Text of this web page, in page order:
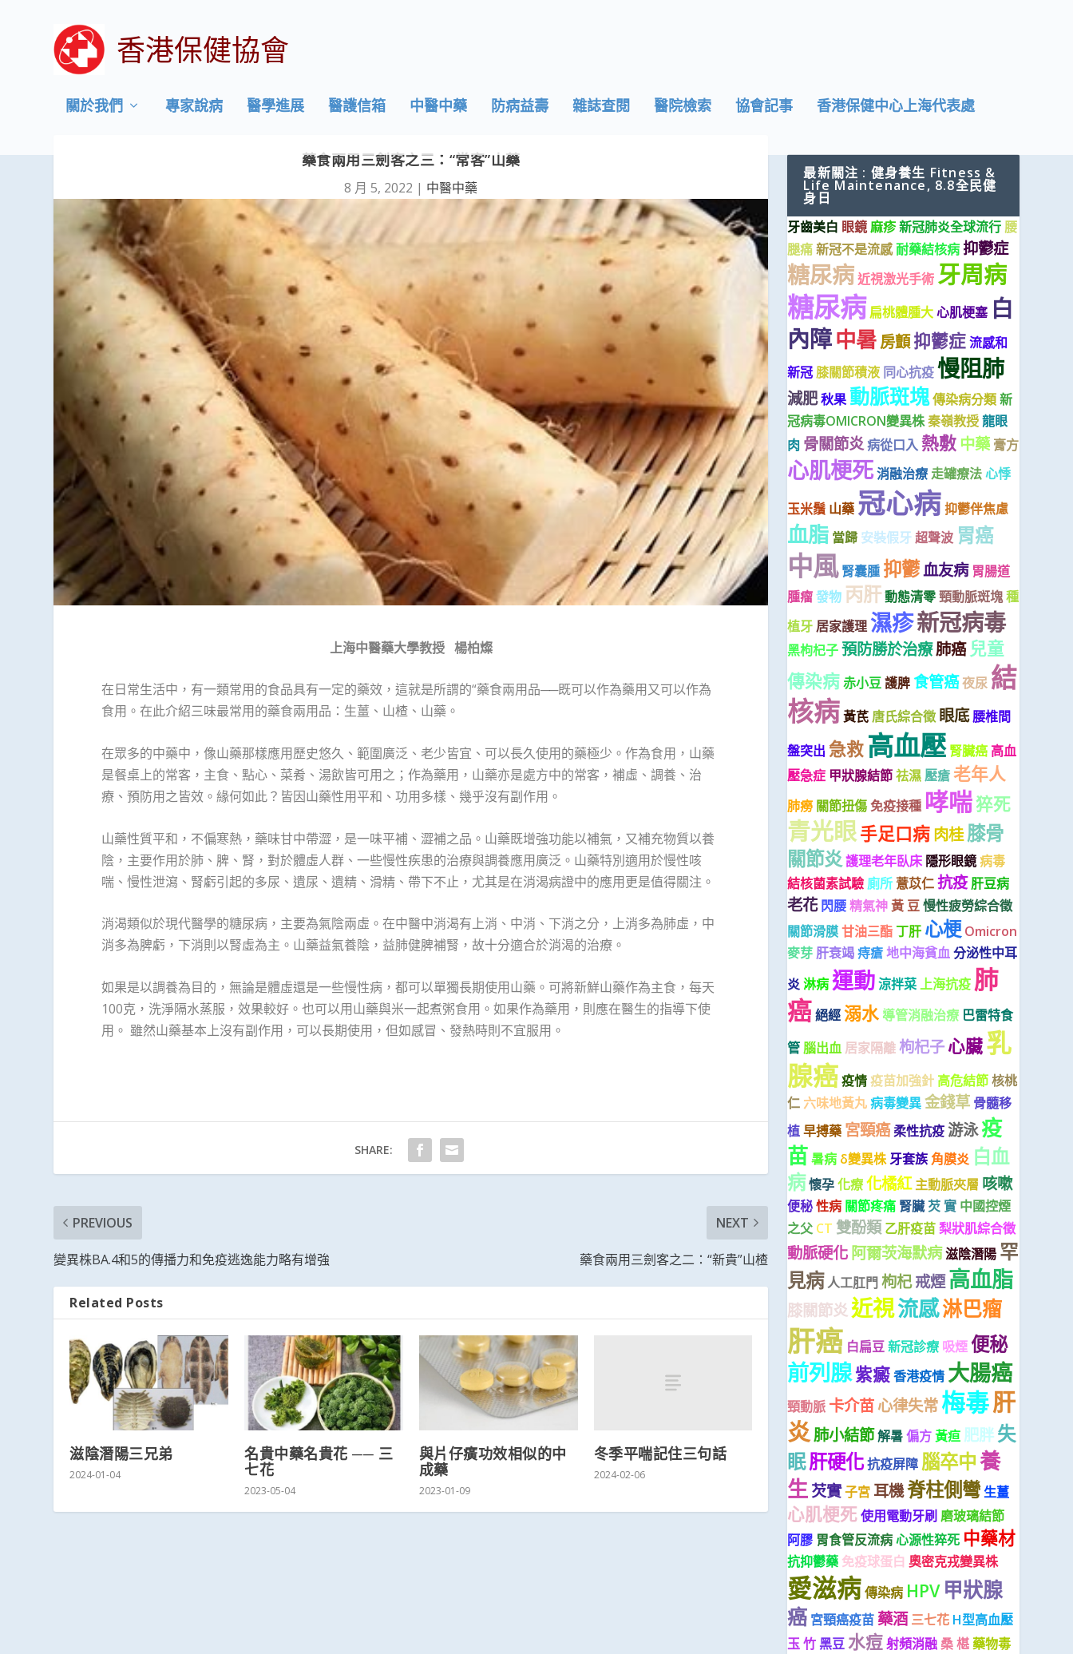
香港保健協會
關於我們 專家說病 醫學進展 醫護信箱 中醫中藥 防病益壽 雜誌查閱 醫院檢索 協會記事 香港保健中心上海代表處
藥食兩用三劍客之三：“常客”山藥
8 月 5, 2022 | 中醫中藥
上海中醫藥大學教授 楊柏燦
在日常生活中，有一類常用的食品具有一定的藥效，這就是所謂的“藥食兩用品──既可以作為藥用又可以作為
食用。在此介紹三味最常用的藥食兩用品：生薑、山楂、山藥。
在眾多的中藥中，像山藥那樣應用歷史悠久、範圍廣泛、老少皆宜、可以長久使用的藥極少。作為食用，山藥
是餐桌上的常客，主食、點心、菜肴、湯飲皆可用之；作為藥用，山藥亦是處方中的常客，補虛、調養、治
療、預防用之皆效。緣何如此？皆因山藥性用平和、功用多樣、幾乎沒有副作用。
山藥性質平和，不偏寒熱，藥味甘中帶澀，是一味平補、澀補之品。山藥既增強功能以補氣，又補充物質以養
陰，主要作用於肺、脾、腎，對於體虛人群、一些慢性疾患的治療與調養應用廣泛。山藥特別適用於慢性咳
喘、慢性泄瀉、腎虧引起的多尿、遺尿、遺精、滑精、帶下不止，尤其是在消渴病證中的應用更是值得關注。
消渴類似於現代醫學的糖尿病，主要為氣陰兩虛。在中醫中消渴有上消、中消、下消之分，上消多為肺虛，中
消多為脾虧，下消則以腎虛為主。山藥益氣養陰，益肺健脾補腎，故十分適合於消渴的治療。
如果是以調養為目的，無論是體虛還是一些慢性病，都可以單獨長期使用山藥。可將新鮮山藥作為主食，每天
100克，洗淨隔水蒸服，效果較好。也可以用山藥與米一起煮粥食用。如果作為藥用，則應在醫生的指導下使
用。 雖然山藥基本上沒有副作用，可以長期使用，但如感冒、發熱時則不宜服用。
SHARE:
PREVIOUS
變異株BA.4和5的傳播力和免疫逃逸能力略有增強
NEXT
藥食兩用三劍客之二：“新貴”山楂
Related Posts
滋陰潛陽三兄弟
2024-01-04
名貴中藥名貴花 ── 三
七花
2023-05-04
與片仔癀功效相似的中
成藥
2023-01-09
冬季平喘記住三句話
2024-02-06
最新關注 : 健身養生 Fitness &
Life Maintenance, 8.8全民健
身日
牙齒美白 眼鏡麻疹新冠肺炎全球流行 腰
腿痛新冠不是流感耐藥結核病抑鬱症
糖尿病近視激光手術 牙周病
糖尿病 扁桃體腫大心肌梗塞 白
內障中暑房顫抑鬱症流感和
新冠膝關節積液 同心抗疫慢阻肺
減肥秋果 動脈斑塊傳染病分類新
冠病毒OMICRON變異株秦嶺教授龍眼
肉 骨關節炎病從口入熱敷中藥 膏方
心肌梗死消融治療 走罐療法心悸
玉米鬚 山藥 冠心病抑鬱伴焦慮
血脂 當歸 安裝假牙超聲波 胃癌
中風 腎囊腫 抑鬱血友病 胃腸道
腫瘤發物 丙肝動態清零頸動脈斑塊種
植牙 居家護理 濕疹新冠病毒
黑枸杞子預防勝於治療肺癌 兒童
傳染病赤小豆護脾食管癌夜尿 結
核病黃芪 唐氏綜合徵 眼底腰椎間
盤突出 急救 高血壓 腎臟癌 高血
壓急症 甲狀腺結節祛濕壓瘡老年人
肺癆 關節扭傷免疫接種 哮喘猝死
青光眼手足口病肉桂膝骨
關節炎護理老年臥床 隱形眼鏡病毒
結核菌素試驗 廁所薏苡仁抗疫 肝豆病
老花 閃腰精氣神黃 豆慢性疲勞綜合徵
關節滑膜甘油三酯 丁肝 心梗 Omicron
麥芽 肝衰竭痔瘡地中海貧血分泌性中耳
炎淋病運動涼拌菜上海抗疫 肺
癌絕經溺水 導管消融治療 巴雷特食
管腦出血 居家隔離枸杞子心臟乳
腺癌疫情疫苗加強針 高危結節核桃
仁 六味地黃丸病毒變異金錢草 骨髓移
植早搏藥 宮頸癌 柔性抗疫游泳疫
苗暑病 δ變異株牙套族 角膜炎 白血
病懷孕化療化橘紅 主動脈夾層 咳嗽
便秘性病 關節疼痛 腎臟 芡 實 中國控煙
之父 CT 雙酚類 乙肝疫苗梨狀肌綜合徵
動脈硬化 阿爾茨海默病滋陰潛陽 罕
見病人工肛門 枸杞戒煙高血脂
膝關節炎近視流感淋巴瘤
肝癌 白扁豆新冠診療 吸煙 便秘
前列腺紫癜香港疫情 大腸癌
頸動脈 卡介苗心律失常梅毒肝
炎肺小結節解暑偏方黃疸 肥胖失
眠肝硬化抗疫屏障 腦卒中養
生芡實子宮 耳機脊柱側彎生薑
心肌梗死使用電動牙刷 磨玻璃結節
阿膠 胃食管反流病心源性猝死 中藥材
抗抑鬱藥 免疫球蛋白 奧密克戎變異株
愛滋病傳染病 HPV 甲狀腺
癌 宮頸癌疫苗藥酒 三七花 H型高血壓
玉 竹黑豆水痘射頻消融桑 椹 藥物毒